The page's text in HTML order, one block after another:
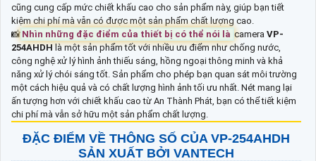
cũng cung cấp mức chiết khấu cao cho sản phẩm này, giúp bạn tiết
kiệm chi phí mà vẫn có được một sản phẩm chất lượng cao.
📸 Nhìn những đặc điểm của thiết bị có thể nói là camera VP-
254AHDHlà một sản phẩm tốt với nhiều ưu điểm như chống nước,
công nghệ xử lý hình ảnh thiếu sáng, hồng ngoại thông minh và khả
năng xử lý chói sáng tốt. Sản phẩm cho phép bạn quan sát môi trường
một cách hiệu quả và có chất lượng hình ảnh tối ưu nhất. Nét mang lại
ấn tượng hơn với chiết khấu cao từ An Thành Phát, bạn có thể tiết kiệm
chi phí mà vẫn sở hữu một sản phẩm chất lượng.
ĐẶC ĐIỂM VỀ THÔNG SỐ CỦA VP-254AHDH
SẢN XUẤT BỞI VANTECH